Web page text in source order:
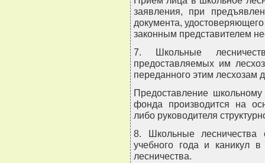
заявления, при
документа,
законным представителем
7. Школьные
предоставляемых им
переданного этим лесхозам
Предоставление школьному
фонда производится на
либо руководителя
8. Школьные лесничества
учебного года и каникул в
лесничества.